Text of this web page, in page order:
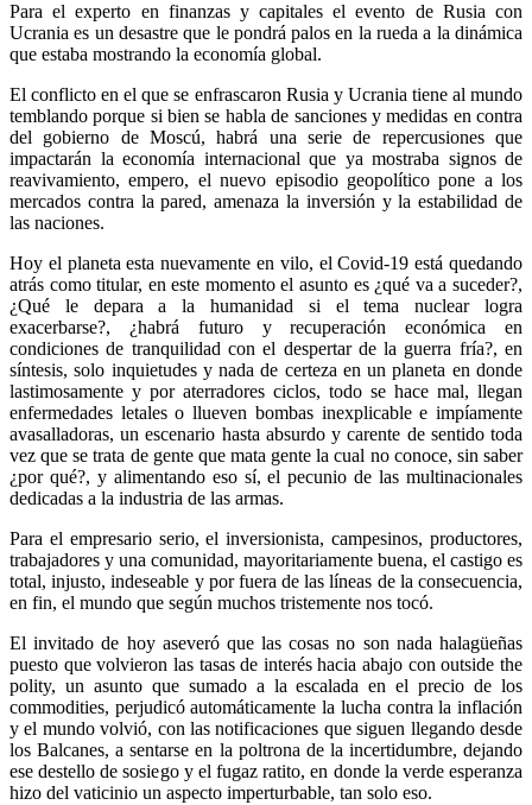
Para el experto en finanzas y capitales el evento de Rusia con
Ucrania es un desastre que le pondrá palos en la rueda a la dinámica
que estaba mostrando la economía global.
El conflicto en el que se enfrascaron Rusia y Ucrania tiene al mundo
temblando porque si bien se habla de sanciones y medidas en contra
del gobierno de Moscú, habrá una serie de repercusiones que
impactarán la economía internacional que ya mostraba signos de
reavivamiento, empero, el nuevo episodio geopolítico pone a los
mercados contra la pared, amenaza la inversión y la estabilidad de
las naciones.
Hoy el planeta esta nuevamente en vilo, el Covid-19 está quedando
atrás como titular, en este momento el asunto es ¿qué va a suceder?,
¿Qué le depara a la humanidad si el tema nuclear logra
exacerbarse?, ¿habrá futuro y recuperación económica en
condiciones de tranquilidad con el despertar de la guerra fría?, en
síntesis, solo inquietudes y nada de certeza en un planeta en donde
lastimosamente y por aterradores ciclos, todo se hace mal, llegan
enfermedades letales o llueven bombas inexplicable e impíamente
avasalladoras, un escenario hasta absurdo y carente de sentido toda
vez que se trata de gente que mata gente la cual no conoce, sin saber
¿por qué?, y alimentando eso sí, el pecunio de las multinacionales
dedicadas a la industria de las armas.
Para el empresario serio, el inversionista, campesinos, productores,
trabajadores y una comunidad, mayoritariamente buena, el castigo es
total, injusto, indeseable y por fuera de las líneas de la consecuencia,
en fin, el mundo que según muchos tristemente nos tocó.
El invitado de hoy aseveró que las cosas no son nada halagüeñas
puesto que volvieron las tasas de interés hacia abajo con outside the
polity, un asunto que sumado a la escalada en el precio de los
commodities, perjudicó automáticamente la lucha contra la inflación
y el mundo volvió, con las notificaciones que siguen llegando desde
los Balcanes, a sentarse en la poltrona de la incertidumbre, dejando
ese destello de sosiego y el fugaz ratito, en donde la verde esperanza
hizo del vaticinio un aspecto imperturbable, tan solo eso.